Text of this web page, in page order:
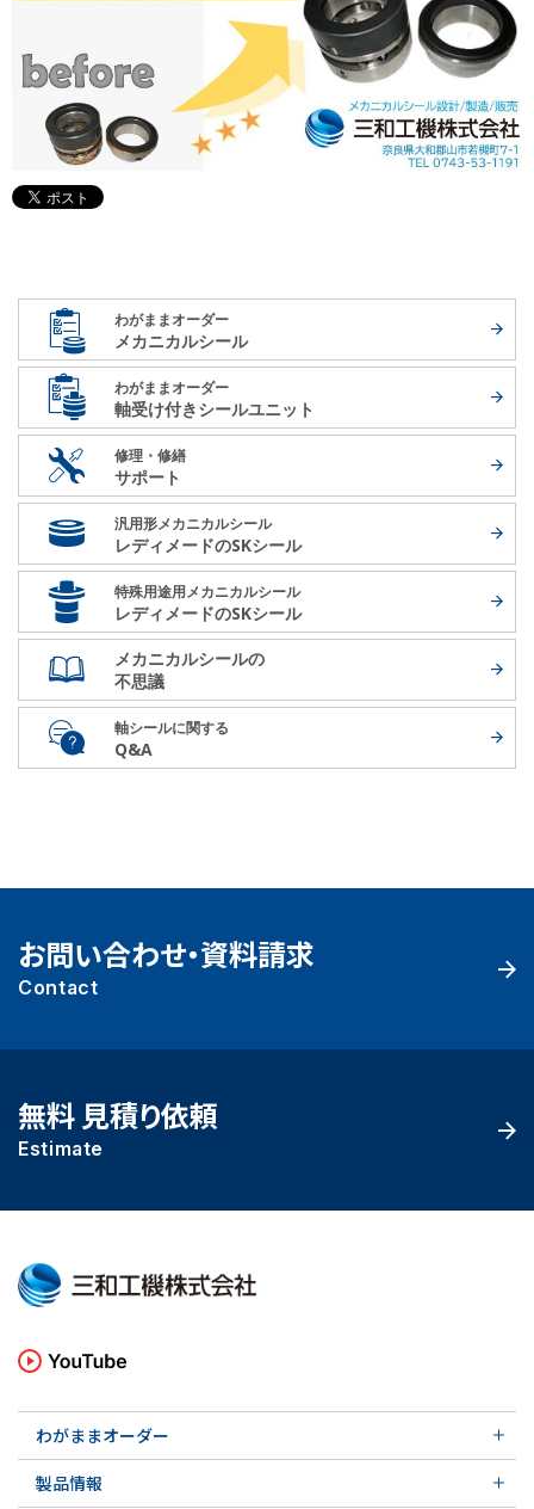
わがままオーダー
メカニカルシール
わがままオーダー
軸受け付きシールユニット
修理・修繕
サポート
汎用形メカニカルシール
レディメードのSKシール
特殊用途用メカニカルシール
レディメードのSKシール
メカニカルシールの
不思議
軸シールに関する
Q&A
お問い合わせ・資料請求
Contact
無料 見積り依頼
Estimate
わがままオーダー
実例ご紹介
製品情報